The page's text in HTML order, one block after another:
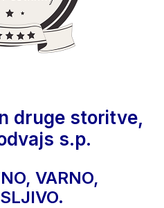
druge storitve,
s.p.
VARNO,